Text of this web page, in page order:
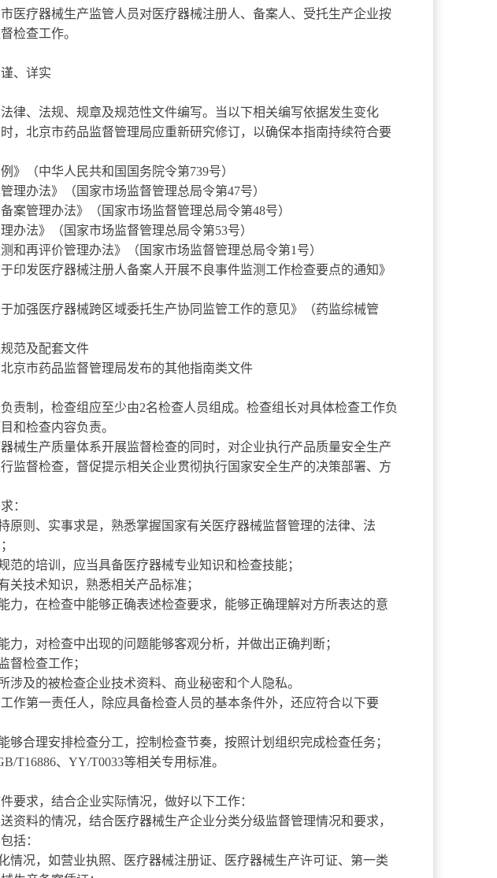
疗器械生产监管人员对医疗器械注册人、备案人、受托生产企业按
检查工作。
、详实
、法规、规章及规范性文件编写。当以下相关编写依据发生变化
，北京市药品监督管理局应重新研究修订，以确保本指南持续符合要
（中华人民共和国国务院令第739号）
办法》（国家市场监督管理总局令第47号）
管理办法》（国家市场监督管理总局令第48号）
法》（国家市场监督管理总局令第53号）
再评价管理办法》（国家市场监督管理总局令第1号）
发医疗器械注册人备案人开展不良事件监测工作检查要点的通知》
强医疗器械跨区域委托生产协同监管工作的意见》（药监综械管
范及配套文件
市药品监督管理局发布的其他指南类文件
制，检查组应至少由2名检查人员组成。检查组长对具体检查工作负
和检查内容负责。
生产质量体系开展监督检查的同时，对企业执行产品质量安全生产
监督检查，督促提示相关企业贯彻执行国家安全生产的决策部署、方
：
原则、实事求是，熟悉掌握国家有关医疗器械监督管理的法律、法
范的培训，应当具备医疗器械专业知识和检查技能；
关技术知识，熟悉相关产品标准；
力，在检查中能够正确表述检查要求，能够正确理解对方所表达的意
力，对检查中出现的问题能够客观分析，并做出正确判断；
督检查工作；
涉及的被检查企业技术资料、商业秘密和个人隐私。
第一责任人，除应具备检查人员的基本条件外，还应符合以下要
够合理安排检查分工，控制检查节奏，按照计划组织完成检查任务；
T16886、YY/T0033等相关专用标准。
求，结合企业实际情况，做好以下工作：
料的情况，结合医疗器械生产企业分类分级监督管理情况和要求，
括：
情况，如营业执照、医疗器械注册证、医疗器械生产许可证、第一类